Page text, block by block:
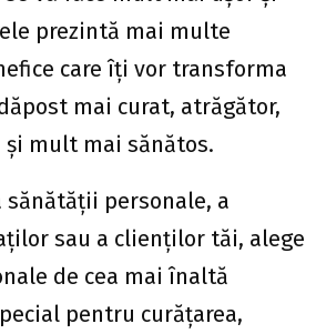
prezintă mai multe
care îți vor transforma
mai curat, atrăgător,
mult mai sănătos.
sănătății personale, a
sau a clienților tăi, alege
de cea mai înaltă
pentru curățarea,